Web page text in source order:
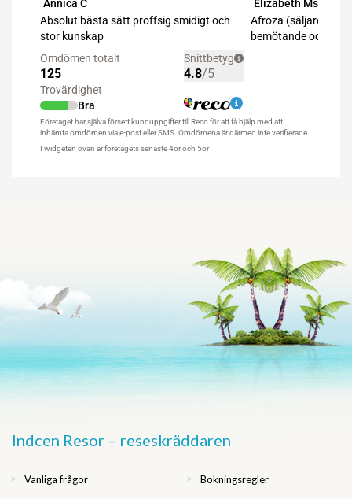
Indcen Resor – reseskräddaren
Vanliga frågor Bokningsregler